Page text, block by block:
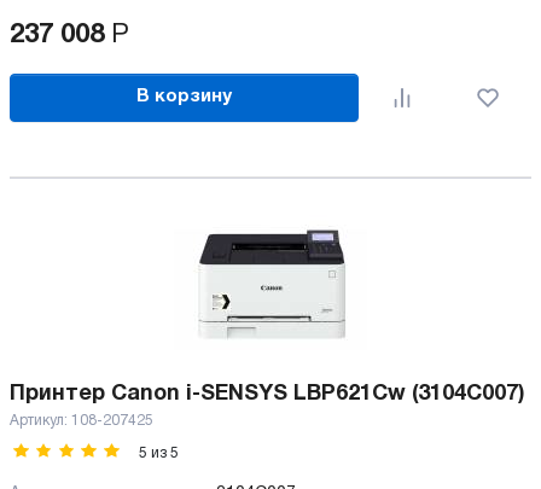
237 008 Р
В корзину
Принтер Canon i-SENSYS LBP621Cw (3104C007)
Артикул: 108-207425
5 из 5